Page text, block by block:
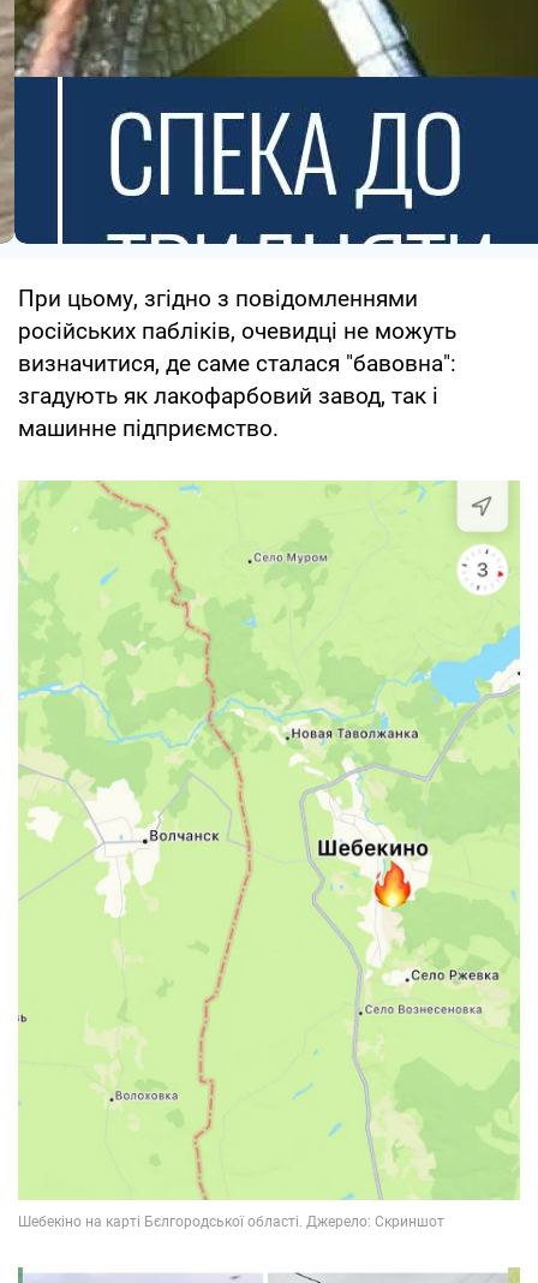
При цьому, згідно з повідомленнями
російських пабліків, очевидці не можуть
визначитися, де саме сталася "бавовна":
згадують як лакофарбовий завод, так і
машинне підприємство.